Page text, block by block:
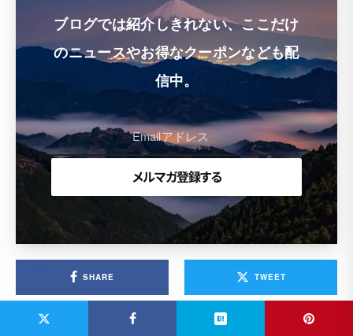
ブログでは紹介しきれない、ここだけ
のニュースやお得なクーポンなども配
信中。
SHARE TWEET